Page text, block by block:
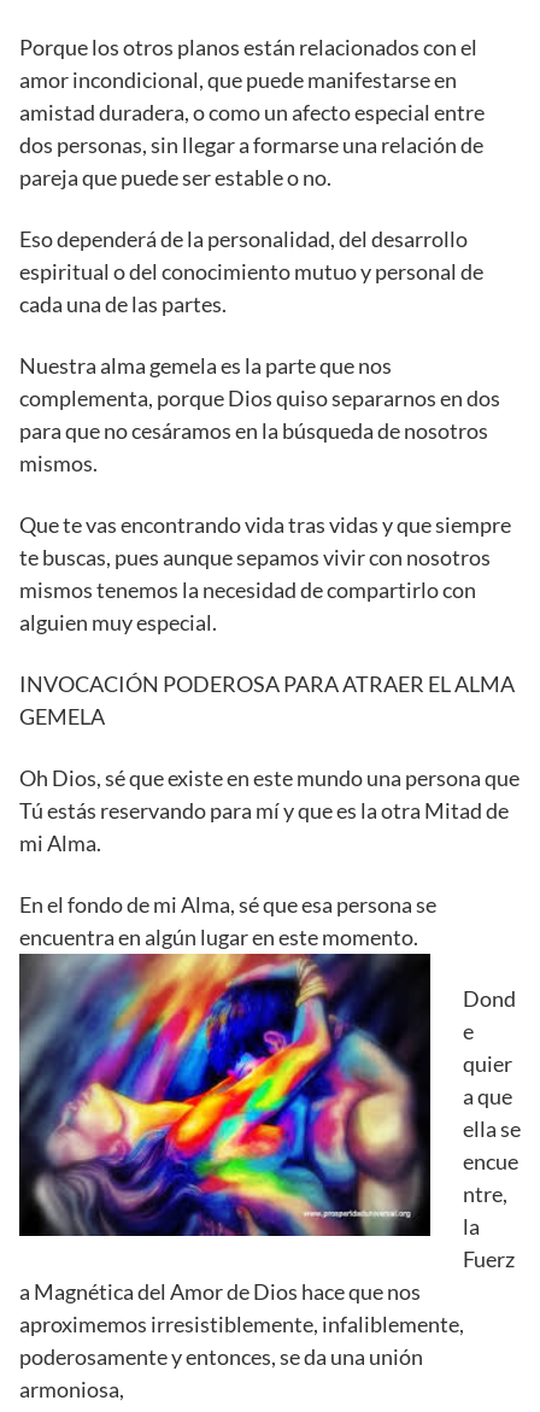
Porque los otros planos están relacionados con el
amor incondicional, que puede manifestarse en
amistad duradera, o como un afecto especial entre
dos personas, sin llegar a formarse una relación de
pareja que puede ser estable o no.
Eso dependerá de la personalidad, del desarrollo
espiritual o del conocimiento mutuo y personal de
cada una de las partes.
Nuestra alma gemela es la parte que nos
complementa, porque Dios quiso separarnos en dos
para que no cesáramos en la búsqueda de nosotros
mismos.
Que te vas encontrando vida tras vidas y que siempre
te buscas, pues aunque sepamos vivir con nosotros
mismos tenemos la necesidad de compartirlo con
alguien muy especial.
INVOCACIÓN PODEROSA PARA ATRAER EL ALMA
GEMELA
Oh Dios, sé que existe en este mundo una persona que
Tú estás reservando para mí y que es la otra Mitad de
mi Alma.
En el fondo de mi Alma, sé que esa persona se
encuentra en algún lugar en este momento.
Dond
e
quier
a que
ella se
encue
ntre,
la
Fuerz
a Magnética del Amor de Dios hace que nos
aproximemos irresistiblemente, infaliblemente,
poderosamente y entonces, se da una unión
armoniosa,